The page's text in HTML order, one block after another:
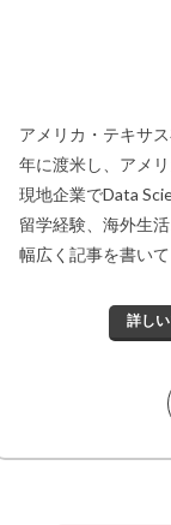
アメリカ・テキサ
年に渡米し、アメ
現地企業でData
留学経験、海外生
幅広く記事を書いて
詳し